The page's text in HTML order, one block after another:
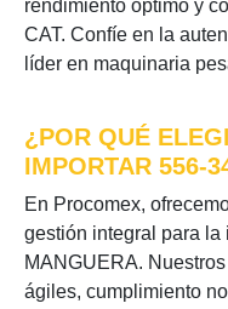
rendimiento óptimo y
CAT. Confíe en la
líder en maquinaria
¿POR QUÉ
IMPORTAR 556-
En Procomex,
gestión integral para la
MANGUERA.
ágiles, cumplimiento